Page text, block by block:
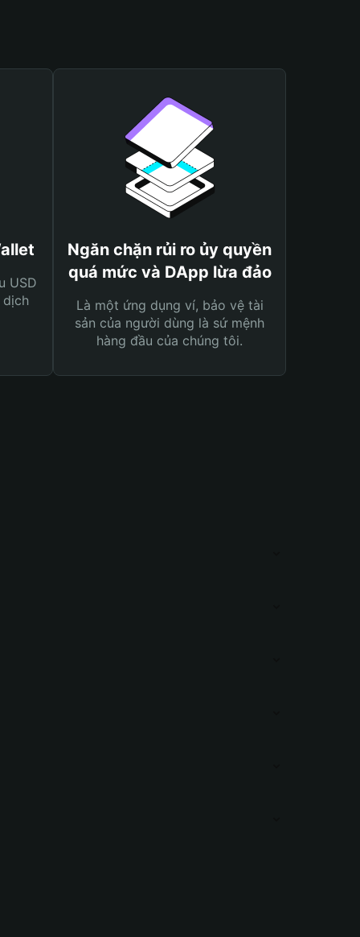
USD
dịch
Ngăn chặn rủi ro ủy quyền
quá mức và DApp lừa đảo
Là một ứng dụng ví, bảo vệ tài
sản của người dùng là sứ mệnh
hàng đầu của chúng tôi.